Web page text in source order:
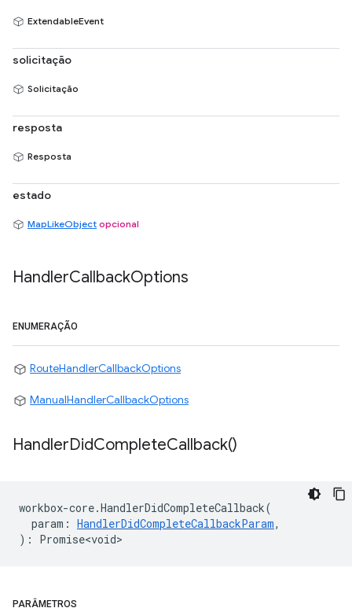
ExtendableEvent
solicitação
Solicitação
resposta
Resposta
estado
MapLikeObject opcional
HandlerCallbackOptions
ENUMERAÇÃO
RouteHandlerCallbackOptions
ManualHandlerCallbackOptions
HandlerDidCompleteCallback()
workbox-core.HandlerDidCompleteCallback(
param : HandlerDidCompleteCallbackParam,
) : Promise<void>
PARÂMETROS